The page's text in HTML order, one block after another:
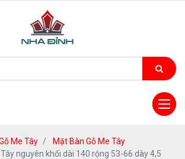
Me Tây
Mặt Bàn Gỗ Me Tây
nguyên khối dài 140 rộng 53-66 dày 4,5